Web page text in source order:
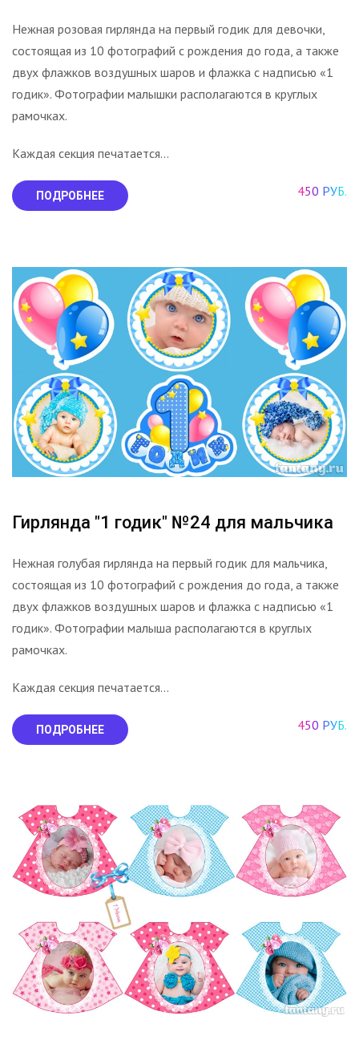
Нежная розовая гирлянда на первый годик для девочки,
состоящая из 10 фотографий с рождения до года, а также
двух флажков воздушных шаров и флажка с надписью «1
годик». Фотографии малышки располагаются в круглых
рамочках.
Каждая секция печатается...
ПОДРОБНЕЕ 450 РУБ.
Гирлянда "1 годик" №24 для мальчика
Нежная голубая гирлянда на первый годик для мальчика,
состоящая из 10 фотографий с рождения до года, а также
двух флажков воздушных шаров и флажка с надписью «1
годик». Фотографии малыша располагаются в круглых
рамочках.
Каждая секция печатается...
ПОДРОБНЕЕ 450 РУБ.